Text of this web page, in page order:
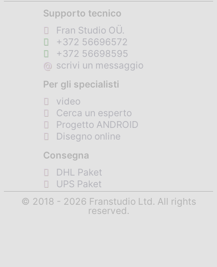
Supporto tecnico
Fran Studio OÜ.
+372 56696572
+372 56698595
@ scrivi un messaggio
Per gli specialisti
video
Cerca un esperto
Progetto ANDROID
Disegno online
Consegna
DHL Paket
UPS Paket
© 2018 - 2026 Franstudio Ltd. All rights
reserved.